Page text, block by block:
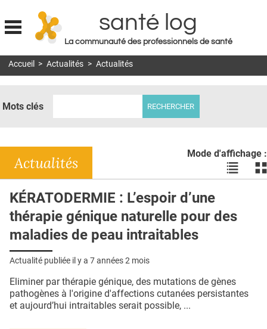
Jump to navigation
santé log
La communauté des professionnels de santé
MON COMPTE
DOSSIERS
RÉSEAUX
E-REVUE SAD
L'APP
PUBLICITÉ
Accueil > Actualités > Actualités
Mots clés
Mode d'affichage :
Voir
les
liste
les
Actualités
KÉRATODERMIE : L’espoir d’une
thérapie génique naturelle pour des
maladies de peau intraitables
Actualité publiée il y a 7 années 2 mois
Eliminer par thérapie génique, des mutations de gènes
pathogènes à l'origine d'affections cutanées persistantes
et aujourd’hui intraitables serait possible, ...